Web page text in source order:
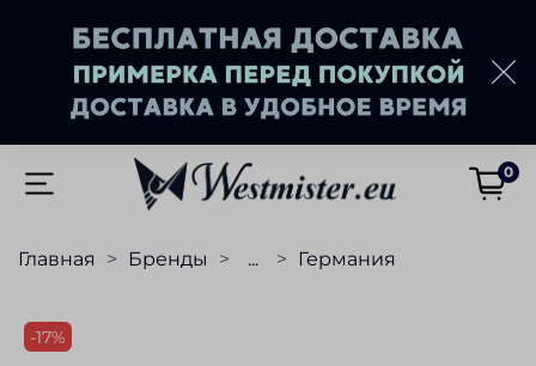
0
Главная Бренды ... Германия
-17%